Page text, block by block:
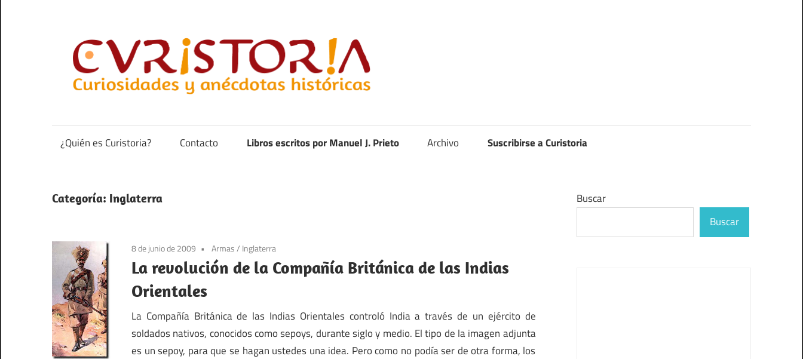
contenido
anécdotas
de
¿Quién es Curistoria? Contacto Libros escritos por Manuel J. Prieto Archivo Suscribirse a Curistoria
Categoría: Inglaterra
8 de junio de 2009 Armas/ Inglaterra
La revolución de la Compañía Británica de las Indias
Orientales
La Compañía Británica de las Indias Orientales controló India a través de un ejército de
soldados nativos, conocidos como sepoys, durante siglo y medio. El tipo de la imagen adjunta
es un sepoy, para que se hagan ustedes una idea. Pero como no podía ser de otra forma, los
Buscar
Buscar